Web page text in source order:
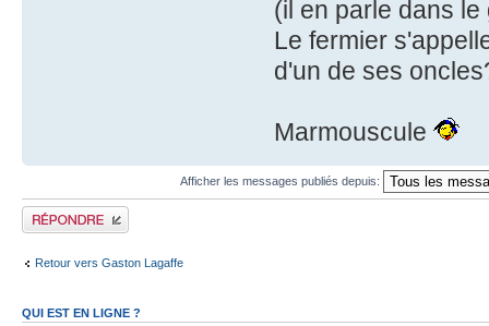
(il en parle dans
Le fermier
d'un de ses
Marmouscule
Afficher les messages publiés depuis:
Publier une réponse
Retour vers Gaston Lagaffe
QUI EST EN LIGNE ?